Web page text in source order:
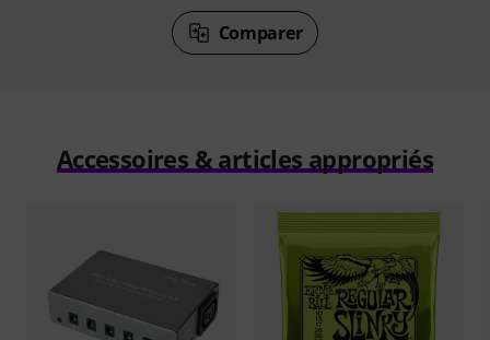
Comparer
Accessoires & articles appropriés